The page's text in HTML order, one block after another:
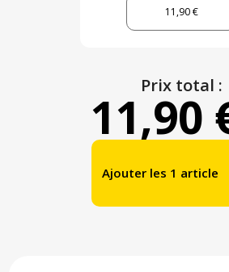
11,90 €
Prix total :
11,90
Ajouter les 1 article